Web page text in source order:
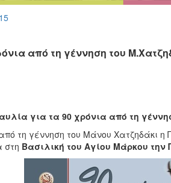
από τη γέννηση του
για τα 90 χρόνια από τη
τη γέννηση του Μάνου Χατζηδάκι η
στη Βασιλική του Αγίου Μάρκου την